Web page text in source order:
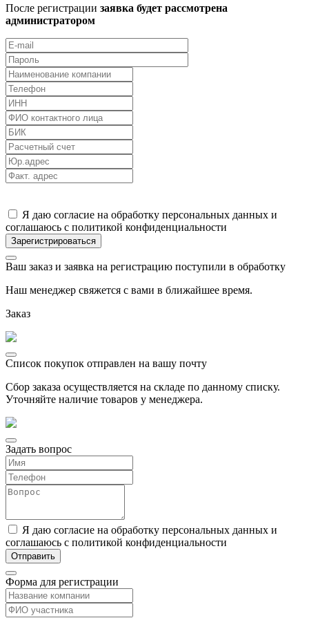
После регистрации заявка будет рассмотрена
администратором
Я даю согласие на обработку персональных данных и
соглашаюсь с политикой конфиденциальности
Ваш заказ и заявка на регистрацию поступили в обработку
Наш менеджер свяжется с вами в ближайшее время.
Заказ
Список покупок отправлен на вашу почту
Сбор заказа осуществляется на складе по данному списку.
Уточняйте наличие товаров у менеджера.
Задать вопрос
Я даю согласие на обработку персональных данных и
соглашаюсь с политикой конфиденциальности
Форма для регистрации